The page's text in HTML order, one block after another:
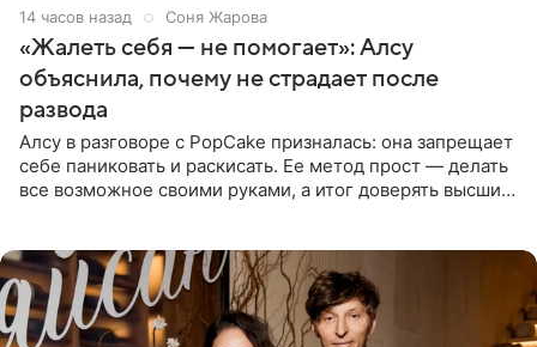
14 часов назад Соня Жарова
«Жалеть себя — не помогает»: Алсу
объяснила, почему не страдает после
развода
Алсу в разговоре с PopCake призналась: она запрещает
себе паниковать и раскисать. Ее метод прост — делать
все возможное своими руками, а итог доверять высшим